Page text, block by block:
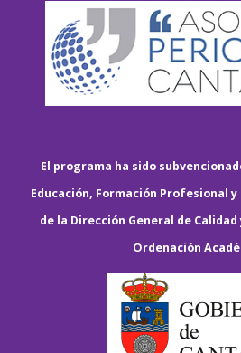
El programa ha sido
Educación, Formación Profesional
de la Dirección General de
Ordenación